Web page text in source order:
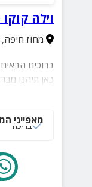
וילה קוקו
מחוז חיפה
כאן תיהנו
מאפייני
בריכה